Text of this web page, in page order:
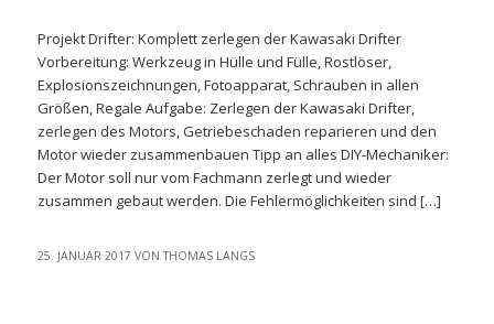
Projekt Drifter: Komplett zerlegen der Kawasaki Drifter
Vorbereitung: Werkzeug in Hülle und Fülle, Rostlöser,
Explosionszeichnungen, Fotoapparat, Schrauben in allen
Größen, Regale Aufgabe: Zerlegen der Kawasaki Drifter,
zerlegen des Motors, Getriebeschaden reparieren und den
Motor wieder zusammenbauen Tipp an alles DIY-Mechaniker:
Der Motor soll nur vom Fachmann zerlegt und wieder
zusammen gebaut werden. Die Fehlermöglichkeiten sind […]
25. JANUAR 2017 VONTHOMAS LANGS